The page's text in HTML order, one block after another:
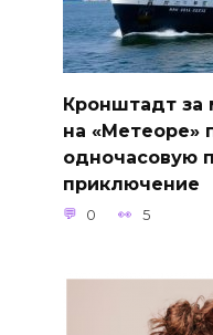
Кронштадт за
на «Метеоре»
одночасовую
приключение
0 5